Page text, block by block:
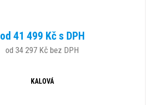
od 41 499 Kč s DPH
od 34 297 Kč bez DPH
KALOVÁ